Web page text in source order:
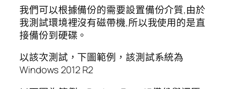
我們可以根據備份的需要設置備份介質,由於
我測試環境裡沒有磁帶機,所以我使用的是直
接備份到硬碟。
以該次測試，下圖範例，該測試系統為
Windows 2012 R2